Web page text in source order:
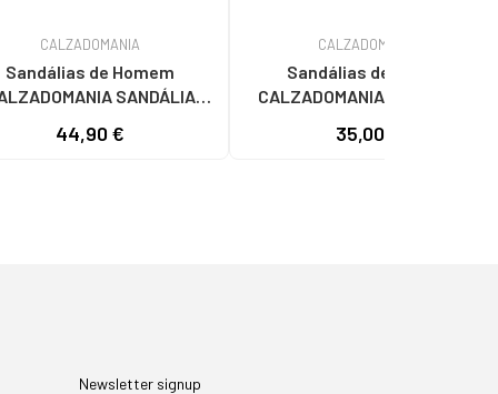
CALZADOMANIA
Sandálias de Homem
SANDÁLIA
NEGRO
44,90 €
CALZADOMANIA
Sandálias de Menina
CALZADOMANIA DE EM PELE
35,00 €
Newsletter signup